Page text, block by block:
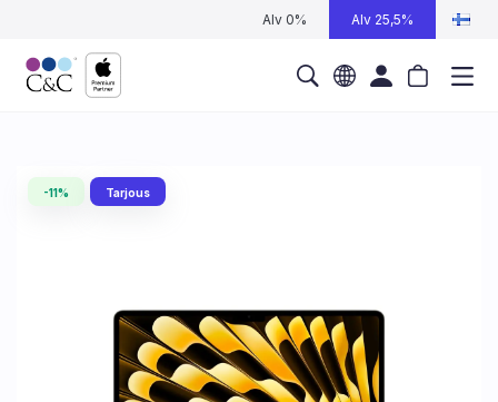
Alv 0% Alv 25,5%
-11% Tarjous